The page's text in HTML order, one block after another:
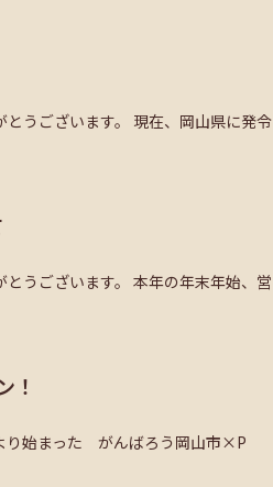
うございます。 現在、岡山県に発令
うございます。 本年の年末年始、営
！
り始まった がんばろう岡山市×P